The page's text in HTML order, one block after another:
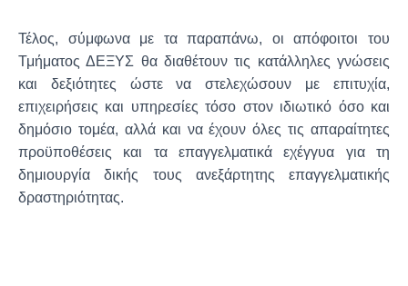
Τέλος, σύμφωνα με τα παραπάνω, οι απόφοιτοι του
Τμήματος ΔΕΞΥΣ θα διαθέτουν τις κατάλληλες γνώσεις
και δεξιότητες ώστε να στελεχώσουν με επιτυχία,
επιχειρήσεις και υπηρεσίες τόσο στον ιδιωτικό όσο και
δημόσιο τομέα, αλλά και να έχουν όλες τις απαραίτητες
προϋποθέσεις και τα επαγγελματικά εχέγγυα για τη
δημιουργία δικής τους ανεξάρτητης επαγγελματικής
δραστηριότητας.